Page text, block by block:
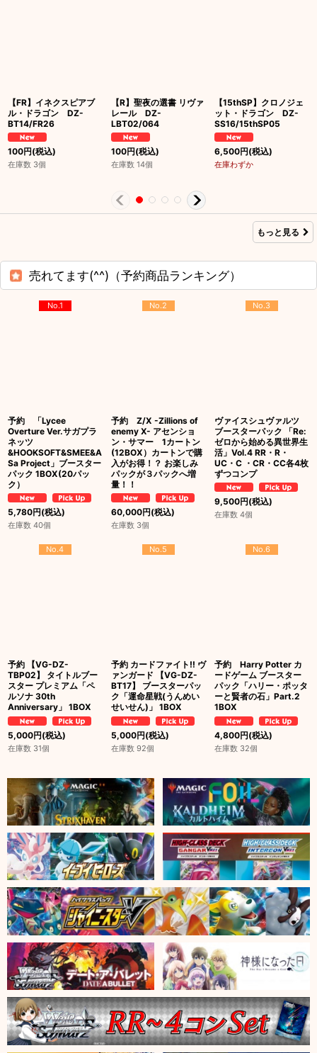
【FR】イネクスピアブ
ル・ドラゴン DZ-
BT14/FR26
100円(税込)
在庫数 3個
【R】聖夜の選書 リヴァ
レール DZ-
LBT02/064
100円(税込)
在庫数 14個
【15thSP】クロノジェ
ット・ドラゴン DZ-
SS16/15thSP05
6,500円(税込)
在庫わずか
もっと見る
売れてます(^^)（予約商品ランキング）
No.1
予約 「Lycee
Overture Ver.サガプラ
ネッツ
&HOOKSOFT&SMEE&A
Sa Project」ブースター
パック 1BOX(20パッ
ク）
5,780円(税込)
在庫数 40個
No.2
予約 Z/X -Zillions of
enemy X- アセンショ
ン・サマー 1カートン
(12BOX）カートンで購
入がお得！？ お楽しみ
パックが３パックへ増
量！！
60,000円(税込)
在庫数 3個
No.3
ヴァイスシュヴァルツ
ブースターパック 「Re:
ゼロから始める異世界生
活」Vol.4 RR・R・
UC・C ・CR・CC各4枚
ずつコンプ
9,500円(税込)
在庫数 4個
No.4
予約 【VG-DZ-
TBP02】 タイトルブー
スター プレミアム「ペ
ルソナ 30th
Anniversary」 1BOX
5,000円(税込)
在庫数 31個
No.5
予約 カードファイト!! ヴ
ァンガード 【VG-DZ-
BT17】 ブースターパッ
ク「運命星戦(うんめい
せいせん)」 1BOX
5,000円(税込)
在庫数 92個
No.6
予約 Harry Potter カ
ードゲーム ブースター
パック「ハリー・ポッタ
ーと賢者の石」Part.2
1BOX
4,800円(税込)
在庫数 32個